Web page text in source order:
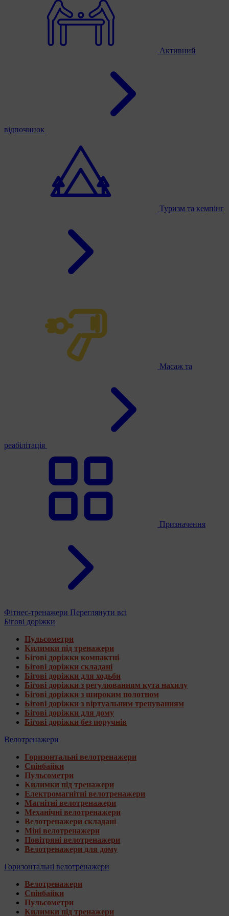
Активний
відпочинок
Туризм та кемпінг
Масаж та
реабілітація
Призначення
Фітнес-тренажери Переглянути всі
Бігові доріжки
Пульсометри
Килимки під тренажери
Бігові доріжки компактні
Бігові доріжки складані
Бігові доріжки для ходьби
Бігові доріжки з регулюванням кута нахилу
Бігові доріжки з широким полотном
Бігові доріжки з віртуальним тренуванням
Бігові доріжки для дому
Бігові доріжки без поручнів
Велотренажери
Горизонтальні велотренажери
Спінбайки
Пульсометри
Килимки під тренажери
Електромагнітні велотренажери
Магнітні велотренажери
Механічні велотренажери
Велотренажери складані
Міні велотренажери
Повітряні велотренажери
Велотренажери для дому
Горизонтальні велотренажери
Велотренажери
Спінбайки
Пульсометри
Килимки під тренажери